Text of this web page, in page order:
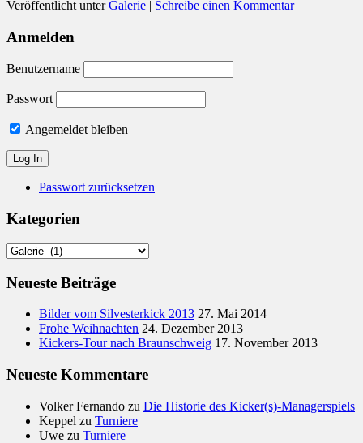
Veröffentlicht unter Galerie | Schreibe einen Kommentar
Anmelden
Benutzername
Passwort
Angemeldet bleiben
Passwort zurücksetzen
Kategorien
Kategorien
Neueste Beiträge
Bilder vom Silvesterkick 2013 27. Mai 2014
Frohe Weihnachten 24. Dezember 2013
Kickers-Tour nach Braunschweig 17. November 2013
Neueste Kommentare
Volker Fernando zu Die Historie des Kicker(s)-Managerspiels
Keppel zu Turniere
Uwe zu Turniere